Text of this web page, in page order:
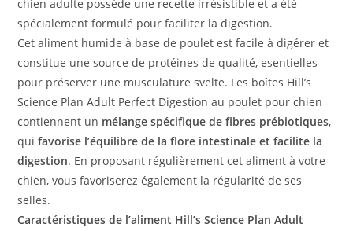
chien adulte possède une recette irrésistible et a été
spécialement formulé pour faciliter la digestion.
Cet aliment humide à base de poulet est facile à digérer et
constitue une source de protéines de qualité, esentielles
pour préserver une musculature svelte. Les boîtes Hill’s
Science Plan Adult Perfect Digestion au poulet pour chien
contiennent un mélange spécifique de fibres prébiotiques,
quifavorise l’équilibre de la flore intestinale et facilite la
digestion. En proposant régulièrement cet aliment à votre
chien, vous favoriserez également la régularité de ses
selles.
Caractéristiques de l’aliment Hill’s Science Plan Adult